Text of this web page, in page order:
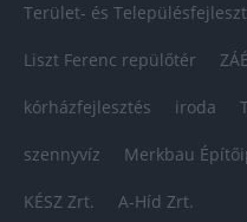
Terület- és
Liszt Ferenc repülőtér
kórházfejlesztés iroda
szennyvíz Merkbau
KÉSZ Zrt. A-Híd Zrt.